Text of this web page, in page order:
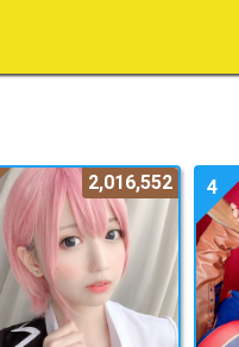
2,016,552 4